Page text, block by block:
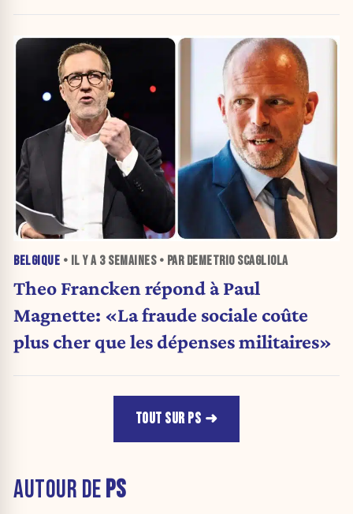
BELGIQUE • IL Y A 3 SEMAINES• PAR DEMETRIO SCAGLIOLA
Theo Francken répond à Paul
Magnette: «La fraude sociale coûte
plus cher que les dépenses militaires»
TOUT SUR PS
AUTOUR DEPS